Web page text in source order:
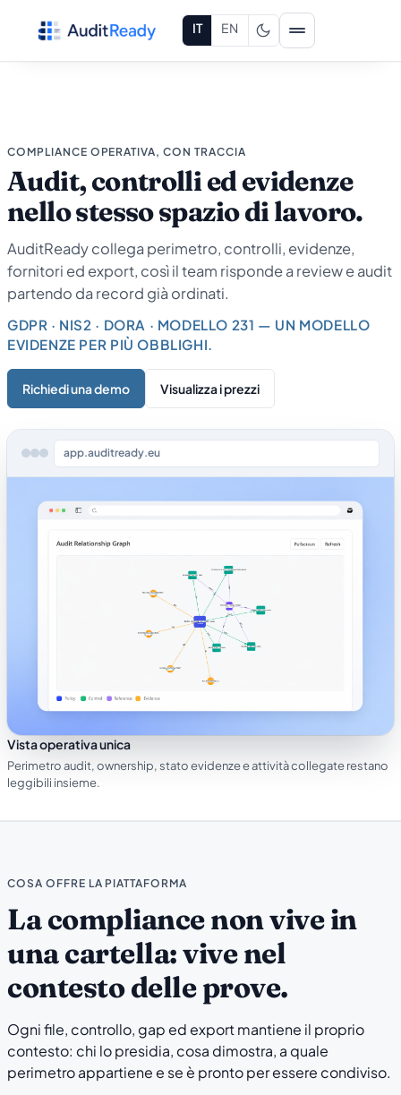
IT EN
COMPLIANCE OPERATIVA, CON TRACCIA
Audit, controlli ed evidenze
nello stesso spazio di lavoro.
AuditReady collega perimetro, controlli, evidenze,
fornitori ed export, così il team risponde a review e audit
partendo da record già ordinati.
GDPR · NIS2 · DORA · MODELLO 231 — UN MODELLO
EVIDENZE PER PIÙ OBBLIGHI.
Richiedi una demo Visualizza i prezzi
app.auditready.eu
Vista operativa unica
Perimetro audit, ownership, stato evidenze e attività collegate restano
leggibili insieme.
COSA OFFRE LA PIATTAFORMA
La compliance non vive in
una cartella: vive nel
contesto delle prove.
Ogni file, controllo, gap ed export mantiene il proprio
contesto: chi lo presidia, cosa dimostra, a quale
perimetro appartiene e se è pronto per essere condiviso.